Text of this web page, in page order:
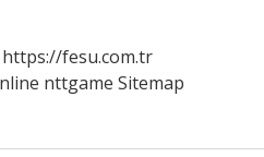
https://fesu.com.tr
nttgame Sitemap